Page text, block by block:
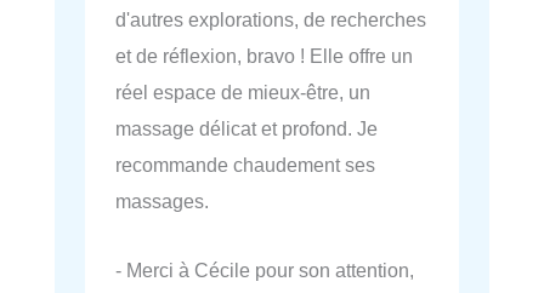
d'autres explorations, de recherches
et de réflexion, bravo ! Elle offre un
réel espace de mieux-être, un
massage délicat et profond. Je
recommande chaudement ses
massages.
- Merci à Cécile pour son attention,